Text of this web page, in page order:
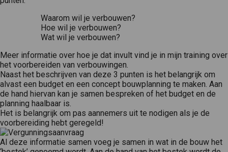
Waarom wil je verbouwen?
Hoe wil je verbouwen?
Wat wil je verbouwen?
Meer informatie over hoe je dat invult vind je in mijn training over
het voorbereiden van verbouwingen.
Naast het beschrijven van deze 3 punten is het belangrijk om
alvast een budget en een concept bouwplanning te maken. Aan
de hand hiervan kan je samen bespreken of het budget en de
planning haalbaar is.
Het is belangrijk om pas aannemers uit te nodigen als je de
voorbereiding hebt geregeld!
Al deze informatie samen voeg je samen in wat in de bouw het